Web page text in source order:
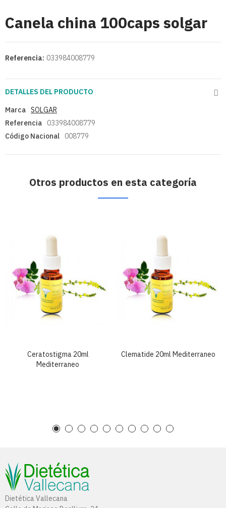
Canela china 100caps solgar
Referencia: 033984008779
DETALLES DEL PRODUCTO
Marca SOLGAR
Referencia
033984008779
Código Nacional
008779
Otros productos en esta categoría
Ceratostigma 20ml
Mediterraneo
Clematide 20ml Mediterraneo
Dietética Vallecana